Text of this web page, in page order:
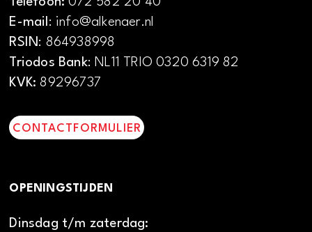
E-mail: info@alkenaer.nl
RSIN: 864938998
Triodos Bank: NL11 TRIO 0320 6319 82
KVK: 89296737
CONTACTFORMULIER
OPENINGSTIJDEN
Dinsdag t/m zaterdag: